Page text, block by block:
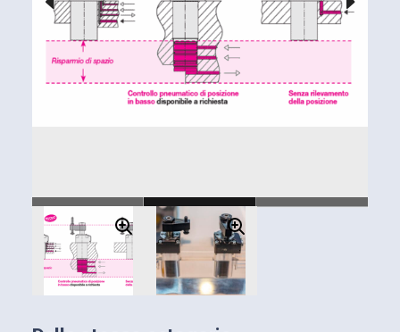
Disponibile in 4 grandezze
Forma compatta in parte ad incasso
Elevata forza di bloccaggio a soli 70 bar
Insensibilità a portate elevate
Posizionamento predeterminato della staffetta
Angolo di rotazione speciale realizzabile in